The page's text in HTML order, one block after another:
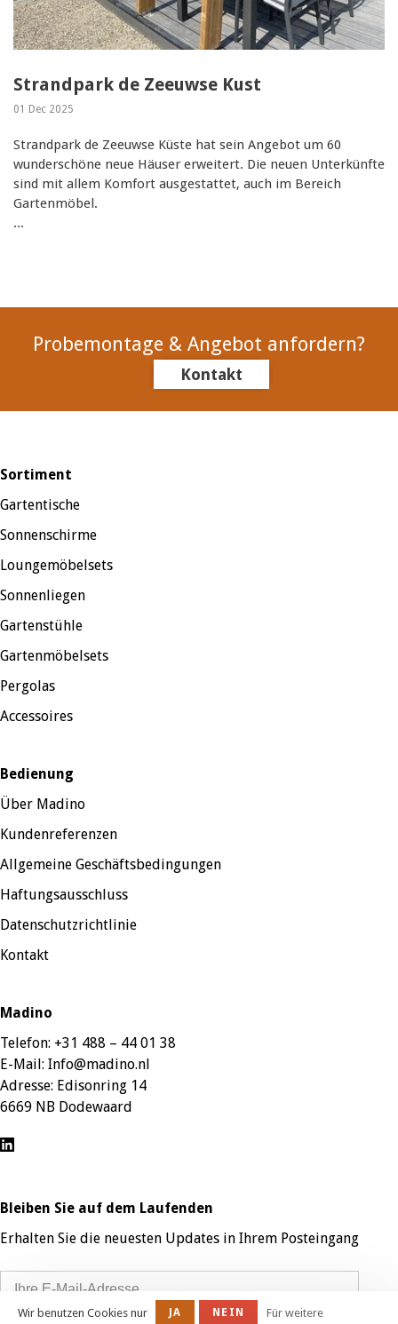
Strandpark de Zeeuwse Kust
01 Dec 2025
Strandpark de Zeeuwse Küste hat sein Angebot um 60
wunderschöne neue Häuser erweitert. Die neuen Unterkünfte
sind mit allem Komfort ausgestattet, auch im Bereich
Gartenmöbel.
...
Probemontage & Angebot anfordern?
Kontakt
Sortiment
Gartentische
Sonnenschirme
Loungemöbelsets
Sonnenliegen
Gartenstühle
Gartenmöbelsets
Pergolas
Accessoires
Bedienung
Über Madino
Kundenreferenzen
Allgemeine Geschäftsbedingungen
Haftungsausschluss
Datenschutzrichtlinie
Kontakt
Madino
Telefon: +31 488 – 44 01 38
E-Mail: Info@madino.nl
Adresse: Edisonring 14
6669 NB Dodewaard
Bleiben Sie auf dem Laufenden
Erhalten Sie die neuesten Updates in Ihrem Posteingang
Wir benutzen Cookies nur JA NEIN Für weitere